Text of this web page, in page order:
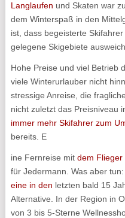
Langlaufen und Skaten war
dem Winterspaß in den
ist, dass begeisterte
gelegene Skigebiete
Hohe Preise und viel Betrieb
viele Winterurlauber nicht
stressige Anreise, die
nicht zuletzt das Preisniveau
immer mehr Skifahrer zum
bereits. E
ine Fernreise mit dem Flieger
für Jedermann. Was aber
eine in den letzten bald 15
Alternative. In der Region in
von 3 bis 5-Sterne